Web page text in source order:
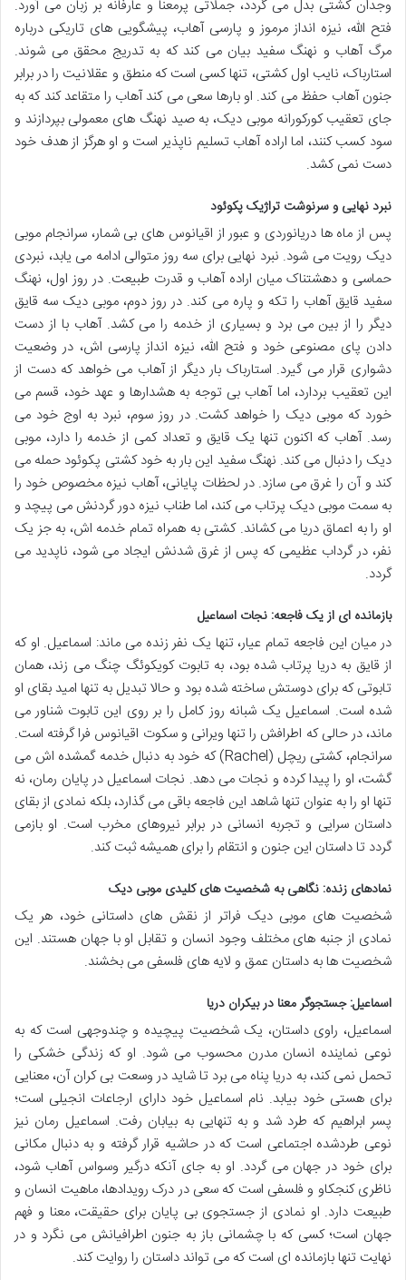
وجدان کشتی بدل می گردد، جملاتی پرمعنا و عارفانه بر زبان می آورد.
فتح الله، نیزه انداز مرموز و پارسی آهاب، پیشگویی های تاریکی درباره
مرگ آهاب و نهنگ سفید بیان می کند که به تدریج محقق می شوند.
استارباک، نایب اول کشتی، تنها کسی است که منطق و عقلانیت را در برابر
جنون آهاب حفظ می کند. او بارها سعی می کند آهاب را متقاعد کند که به
جای تعقیب کورکورانه موبی دیک، به صید نهنگ های معمولی بپردازند و
سود کسب کنند، اما اراده آهاب تسلیم ناپذیر است و او هرگز از هدف خود
دست نمی کشد.
نبرد نهایی و سرنوشت تراژیک پکوئود
پس از ماه ها دریانوردی و عبور از اقیانوس های بی شمار، سرانجام موبی
دیک رویت می شود. نبرد نهایی برای سه روز متوالی ادامه می یابد، نبردی
حماسی و دهشتناک میان اراده آهاب و قدرت طبیعت. در روز اول، نهنگ
سفید قایق آهاب را تکه و پاره می کند. در روز دوم، موبی دیک سه قایق
دیگر را از بین می برد و بسیاری از خدمه را می کشد. آهاب با از دست
دادن پای مصنوعی خود و فتح الله، نیزه انداز پارسی اش، در وضعیت
دشواری قرار می گیرد. استارباک بار دیگر از آهاب می خواهد که دست از
این تعقیب بردارد، اما آهاب بی توجه به هشدارها و عهد خود، قسم می
خورد که موبی دیک را خواهد کشت. در روز سوم، نبرد به اوج خود می
رسد. آهاب که اکنون تنها یک قایق و تعداد کمی از خدمه را دارد، موبی
دیک را دنبال می کند. نهنگ سفید این بار به خود کشتی پکوئود حمله می
کند و آن را غرق می سازد. در لحظات پایانی، آهاب نیزه مخصوص خود را
به سمت موبی دیک پرتاب می کند، اما طناب نیزه دور گردنش می پیچد و
او را به اعماق دریا می کشاند. کشتی به همراه تمام خدمه اش، به جز یک
نفر، در گرداب عظیمی که پس از غرق شدنش ایجاد می شود، ناپدید می
گردد.
بازمانده ای از یک فاجعه: نجات اسماعیل
در میان این فاجعه تمام عیار، تنها یک نفر زنده می ماند: اسماعیل. او که
از قایق به دریا پرتاب شده بود، به تابوت کویکوئگ چنگ می زند، همان
تابوتی که برای دوستش ساخته شده بود و حالا تبدیل به تنها امید بقای او
شده است. اسماعیل یک شبانه روز کامل را بر روی این تابوت شناور می
ماند، در حالی که اطرافش را تنها ویرانی و سکوت اقیانوس فرا گرفته است.
سرانجام، کشتی ریچل (Rachel) که خود به دنبال خدمه گمشده اش می
گشت، او را پیدا کرده و نجات می دهد. نجات اسماعیل در پایان رمان، نه
تنها او را به عنوان تنها شاهد این فاجعه باقی می گذارد، بلکه نمادی از بقای
داستان سرایی و تجربه انسانی در برابر نیروهای مخرب است. او بازمی
گردد تا داستان این جنون و انتقام را برای همیشه ثبت کند.
نمادهای زنده: نگاهی به شخصیت های کلیدی موبی دیک
شخصیت های موبی دیک فراتر از نقش های داستانی خود، هر یک
نمادی از جنبه های مختلف وجود انسان و تقابل او با جهان هستند. این
شخصیت ها به داستان عمق و لایه های فلسفی می بخشند.
اسماعیل: جستجوگر معنا در بیکران دریا
اسماعیل، راوی داستان، یک شخصیت پیچیده و چندوجهی است که به
نوعی نماینده انسان مدرن محسوب می شود. او که زندگی خشکی را
تحمل نمی کند، به دریا پناه می برد تا شاید در وسعت بی کران آن، معنایی
برای هستی خود بیابد. نام اسماعیل خود دارای ارجاعات انجیلی است؛
پسر ابراهیم که طرد شد و به تنهایی به بیابان رفت. اسماعیل رمان نیز
نوعی طردشده اجتماعی است که در حاشیه قرار گرفته و به دنبال مکانی
برای خود در جهان می گردد. او به جای آنکه درگیر وسواس آهاب شود،
ناظری کنجکاو و فلسفی است که سعی در درک رویدادها، ماهیت انسان و
طبیعت دارد. او نمادی از جستجوی بی پایان برای حقیقت، معنا و فهم
جهان است؛ کسی که با چشمانی باز به جنون اطرافیانش می نگرد و در
نهایت تنها بازمانده ای است که می تواند داستان را روایت کند.